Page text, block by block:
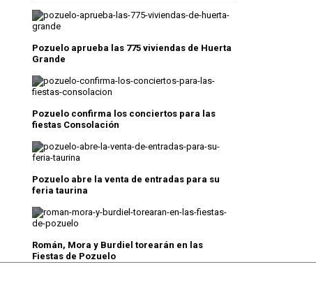
Pozuelo aprueba las 775 viviendas de Huerta
Grande
Pozuelo confirma los conciertos para las
fiestas Consolación
Pozuelo abre la venta de entradas para su
feria taurina
Román, Mora y Burdiel torearán en las
Fiestas de Pozuelo